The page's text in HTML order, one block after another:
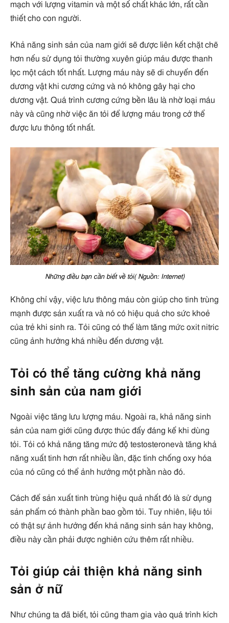
mạch với lượng vitamin và một số chất khác lớn, rất cần
thiết cho con người.
Khả năng sinh sản của nam giới sẽ được liên kết chặt chẽ
hơn nếu sử dụng tỏi thường xuyên giúp máu được thanh
lọc một cách tốt nhất. Lượng máu này sẽ di chuyển đến
dương vật khi cương cứng và nó không gây hại cho
dương vật. Quá trình cương cứng bền lâu là nhờ loại máu
này và cũng nhờ việc ăn tỏi để lượng máu trong cở thể
được lưu thông tốt nhất.
Những điều bạn cần biết về tỏi( Nguồn: Internet)
Không chỉ vậy, việc lưu thông máu còn giúp cho tinh trùng
mạnh được sản xuất ra và nó có hiệu quả cho sức khoẻ
của trẻ khi sinh ra. Tỏi cũng có thể làm tăng mức oxit nitric
cũng ảnh hưởng khá nhiều đến dương vật.
Tỏi có thể tăng cường khả năng
sinh sản của nam giới
Ngoài việc tăng lưu lượng máu. Ngoài ra, khả năng sinh
sản của nam giới cũng được thúc đẩy đáng kể khi dùng
tỏi. Tỏi có khả năng tăng mức độ testosteronevà tăng khả
năng xuất tinh hơn rất nhiều lần, đặc tính chống oxy hóa
của nó cũng có thể ảnh hưởng một phần nào đó.
Cách để sản xuất tinh trùng hiệu quả nhất đó là sử dụng
sản phẩm có thành phần bao gồm tỏi. Tuy nhiên, liệu tỏi
có thật sự ảnh hưởng đến khả năng sinh sản hay không,
điều này cần phải được nghiên cứu thêm rất nhiều.
Tỏi giúp cải thiện khả năng sinh
sản ở nữ
Như chúng ta đã biết, tỏi cũng tham gia vào quá trình kích